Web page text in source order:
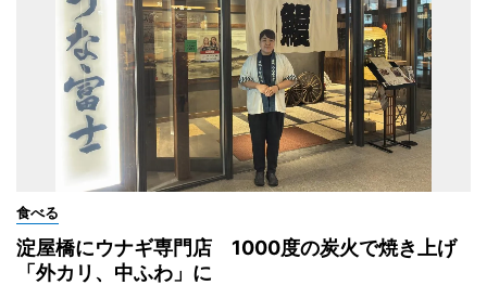
食べる
淀屋橋にウナギ専門店 1000度の炭火で焼き上げ
「外カリ、中ふわ」に